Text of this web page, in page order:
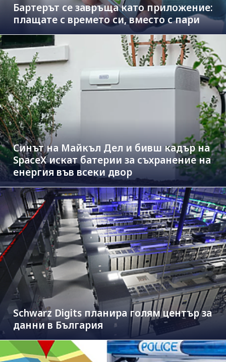
Бартерът се завръща като приложение:
плащате с времето си, вместо с пари
Синът на Майкъл Дeл и бивш кадър на
SpaceX искат батерии за съхранение на
енергия във всеки двор
Schwarz Digits планира голям център за
данни в България